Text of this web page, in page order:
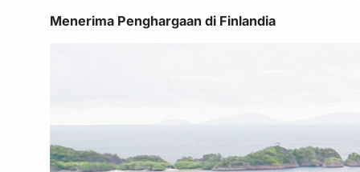
Menerima Penghargaan di Finlandia